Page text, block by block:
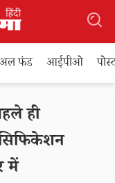
फंड आईपीओ
ही
में